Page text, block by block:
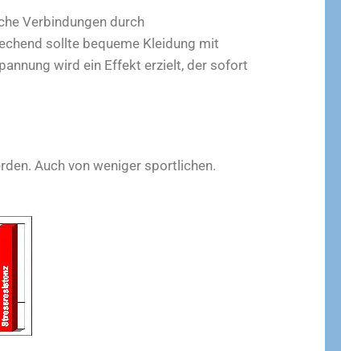
Verbindungen durch
sollte bequeme Kleidung mit
wird ein Effekt erzielt, der sofort
Auch von weniger sportlichen.